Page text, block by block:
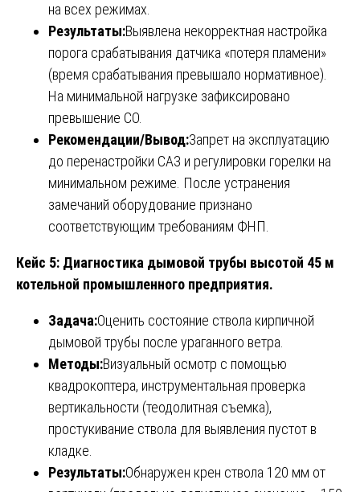
на всех режимах.
Результаты:Выявлена некорректная настройка
порога срабатывания датчика «потеря пламени»
(время срабатывания превышало нормативное).
На минимальной нагрузке зафиксировано
превышение CO.
Рекомендации/Вывод:Запрет на эксплуатацию
до перенастройки САЗ и регулировки горелки на
минимальном режиме. После устранения
замечаний оборудование признано
соответствующим требованиям ФНП.
Кейс 5: Диагностика дымовой трубы высотой 45 м
котельной промышленного предприятия.
Задача:Оценить состояние ствола кирпичной
дымовой трубы после ураганного ветра.
Методы:Визуальный осмотр с помощью
квадрокоптера, инструментальная проверка
вертикальности (теодолитная съемка),
простукивание ствола для выявления пустот в
кладке.
Результаты:Обнаружен крен ствола 120 мм от